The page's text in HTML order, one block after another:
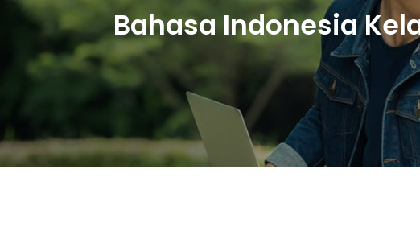
Bahasa Indonesia